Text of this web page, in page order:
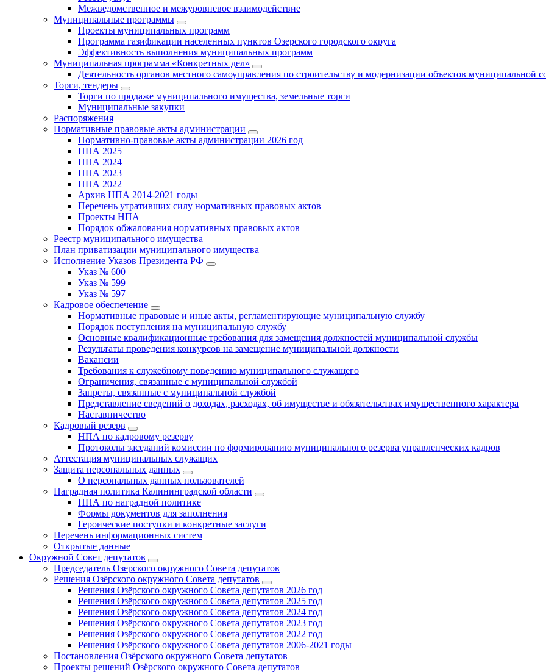
Межведомственное и межуровневое взаимодействие
Муниципальные программы
Проекты муниципальных программ
Программа газификации населенных пунктов Озерского городского округа
Эффективность выполнения муниципальных программ
Муниципальная программа «Конкретных дел»
Деятельность органов местного самоуправления по строительству и модернизации объектов муниципальной
Торги, тендеры
Торги по продаже муниципального имущества, земельные торги
Муниципальные закупки
Распоряжения
Нормативные правовые акты администрации
Нормативно-правовые акты администрации 2026 год
НПА 2025
НПА 2024
НПА 2023
НПА 2022
Архив НПА 2014-2021 годы
Перечень утративших силу нормативных правовых актов
Проекты НПА
Порядок обжалования нормативных правовых актов
Реестр муниципального имущества
План приватизации муниципального имущества
Исполнение Указов Президента РФ
Указ № 600
Указ № 599
Указ № 597
Кадровое обеспечение
Нормативные правовые и иные акты, регламентирующие муниципальную службу
Порядок поступления на муниципальную службу
Основные квалификационные требования для замещения должностей муниципальной службы
Результаты проведения конкурсов на замещение муниципальной должности
Вакансии
Требования к служебному поведению муниципального служащего
Ограничения, связанные с муниципальной службой
Запреты, связанные с муниципальной службой
Представление сведений о доходах, расходах, об имуществе и обязательствах имущественного характера
Наставничество
Кадровый резерв
НПА по кадровому резерву
Протоколы заседаний комиссии по формированию муниципального резерва управленческих кадров
Аттестация муниципальных служащих
Защита персональных данных
О персональных данных пользователей
Наградная политика Калининградской области
НПА по наградной политике
Формы документов для заполнения
Героические поступки и конкретные заслуги
Перечень информационных систем
Открытые данные
Окружной Совет депутатов
Председатель Озерского окружного Совета депутатов
Решения Озёрского окружного Совета депутатов
Решения Озёрского окружного Совета депутатов 2026 год
Решения Озёрского окружного Совета депутатов 2025 год
Решения Озёрского окружного Совета депутатов 2024 год
Решения Озёрского окружного Совета депутатов 2023 год
Решения Озёрского окружного Совета депутатов 2022 год
Решения Озёрского окружного Совета депутатов 2006-2021 годы
Постановления Озёрского окружного Совета депутатов
Проекты решений Озёрского окружного Совета депутатов